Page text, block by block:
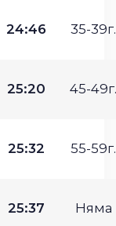
24:46 35-39г.
25:20 45-49г.
25:32 55-59г.
25:37 Няма